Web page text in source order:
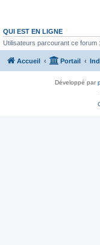
QUI EST EN LIGNE
Utilisateurs parcourant ce forum
Accueil Portail
Développé par